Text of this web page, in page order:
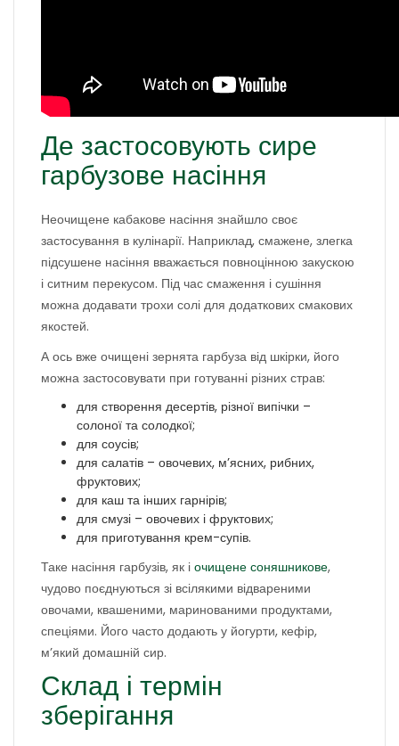
Де застосовують сире
гарбузове насіння
Неочищене кабакове насіння знайшло своє
застосування в кулінарії. Наприклад, смажене, злегка
підсушене насіння вважається повноцінною закускою
і ситним перекусом. Під час смаження і сушіння
можна додавати трохи солі для додаткових смакових
якостей.
А ось вже очищені зернята гарбуза від шкірки, його
можна застосовувати при готуванні різних страв:
для створення десертів, різної випічки –
солоної та солодкої;
для соусів;
для салатів – овочевих, м’ясних, рибних,
фруктових;
для каш та інших гарнірів;
для смузі – овочевих і фруктових;
для приготування крем-супів.
Таке насіння гарбузів, як і очищене соняшникове,
чудово поєднуються зі всілякими відвареними
овочами, квашеними, маринованими продуктами,
спеціями. Його часто додають у йогурти, кефір,
м’який домашній сир.
Склад і термін
зберігання